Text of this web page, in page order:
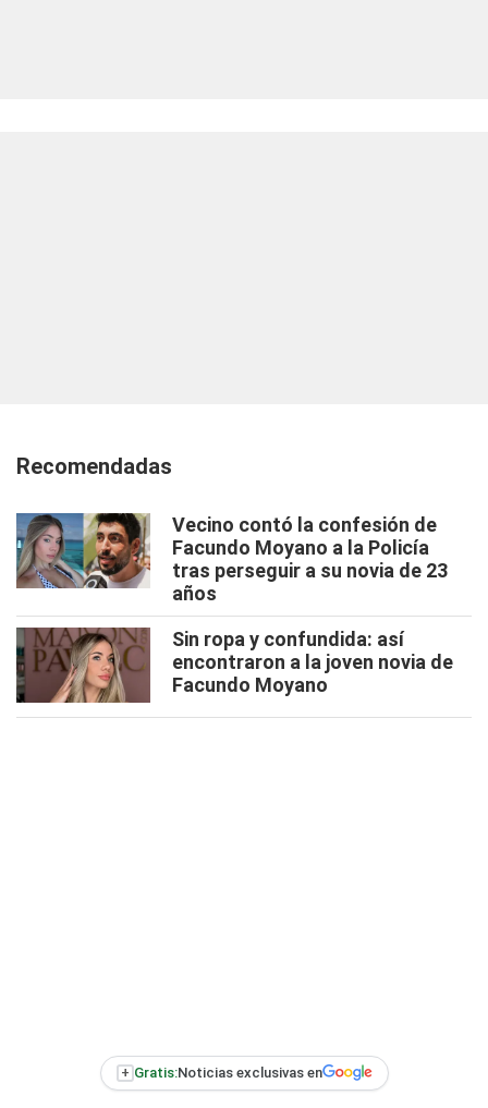
Recomendadas
Vecino contó la confesión de
Facundo Moyano a la Policía
tras perseguir a su novia de 23
años
Sin ropa y confundida: así
encontraron a la joven novia de
Facundo Moyano
+ Gratis:Noticias exclusivas en